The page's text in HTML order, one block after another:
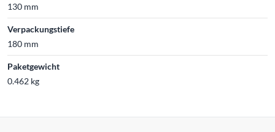
130 mm
Verpackungstiefe
180 mm
Paketgewicht
0.462 kg